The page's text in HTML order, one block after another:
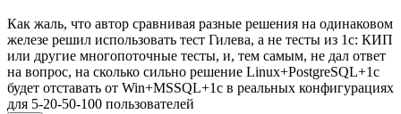
Как жаль, что автор сравнивая разные решения на одинаковом
железе решил использовать тест Гилева, а не тесты из 1с: КИП
или другие многопоточные тесты, и, тем самым, не дал ответ
на вопрос, на сколько сильно решение Linux+PostgreSQL+1c
будет отставать от Win+MSSQL+1c в реальных конфигурациях
для 5-20-50-100 пользователей